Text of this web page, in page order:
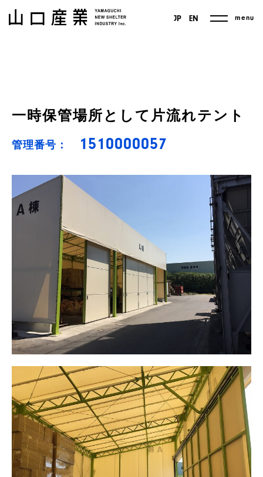
JP EN menu
一時保管場所として片流れテント
管理番号： 1510000057